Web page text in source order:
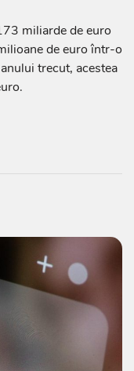
miliarde de euro
de euro într-o
trecut, acestea